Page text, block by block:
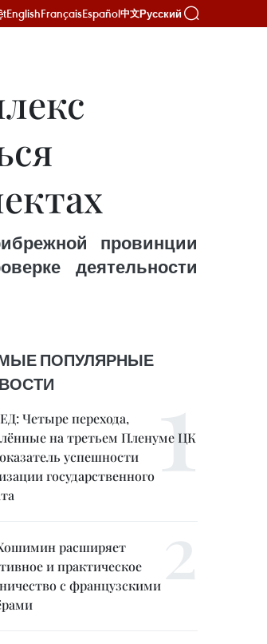
EnglishFrançaisEspañol中文Русский
провинции
деятельности
ПОПУЛЯРНЫЕ
Четыре перехода,
на третьем Пленуме ЦК
успешности
государственного
расширяет
и практическое
с французскими